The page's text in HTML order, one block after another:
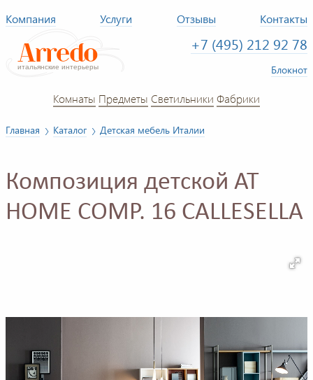
Компания Услуги Отзывы Контакты
+7 (495) 212 92 78
Блокнот
Комнаты Предметы Светильники Фабрики
Главная Каталог Детская мебель Италии
Композиция детской AT
HOME COMP. 16 CALLESELLA